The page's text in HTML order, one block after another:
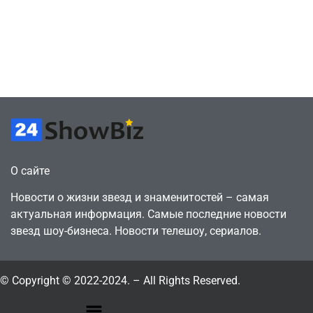
О сайте
Новости о жизни звезд и знаменитостей – самая
актуальная информация. Самые последние новости
звезд шоу-бизнеса. Новости телешоу, сериалов.
© Copyright © 2022-2024. – All Rights Reserved.